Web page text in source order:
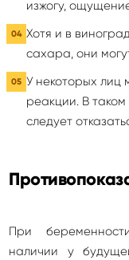
изжогу,
Хотя и в
сахара, они
У некоторых лиц
реакции. В
следует
При
наличии у